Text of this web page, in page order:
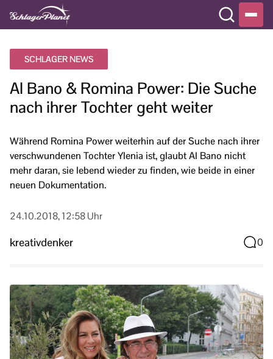
SCHLAGER NEWS
Al Bano & Romina Power: Die Suche
nach ihrer Tochter geht weiter
Während Romina Power weiterhin auf der Suche nach ihrer
verschwundenen Tochter Ylenia ist, glaubt Al Bano nicht
mehr daran, sie lebend wieder zu finden, wie beide in einer
neuen Dokumentation.
24.10.2018, 12:58 Uhr
kreativdenker 0